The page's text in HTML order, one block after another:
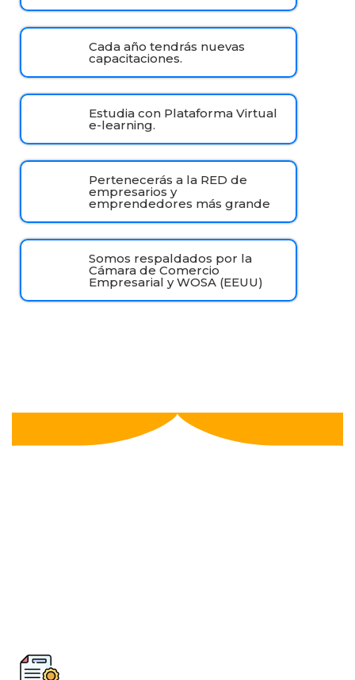
Cada año tendrás nuevas
capacitaciones.
Estudia con Plataforma Virtual
e-learning.
Pertenecerás a la RED de
empresarios y
emprendedores más grande
Somos respaldados por la
Cámara de Comercio
Empresarial y WOSA (EEUU)